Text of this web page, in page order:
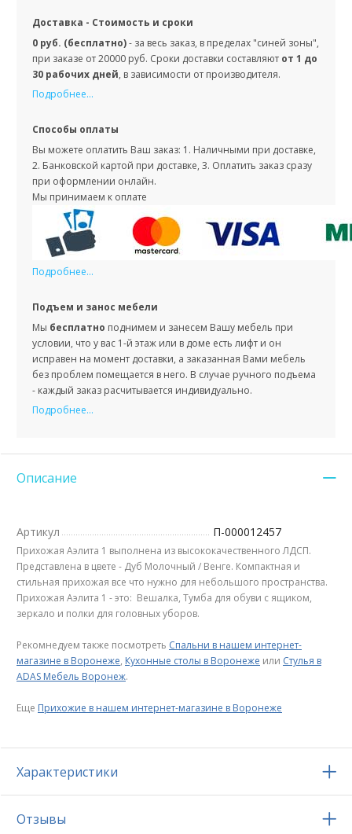
Доставка - Стоимость и сроки
0 руб. (бесплатно)- за весь заказ, в пределах "синей зоны",
при заказе от 20000 руб. Сроки доставки составляют от 1 до
30 рабочих дней, в зависимости от производителя.
Подробнее...
Способы оплаты
Вы можете оплатить Ваш заказ: 1. Наличными при доставке,
2. Банковской картой при доставке, 3. Оплатить заказ сразу
при оформлении онлайн.
Мы принимаем к оплате
Подробнее...
Подъем и занос мебели
Мы бесплатно поднимем и занесем Вашу мебель при
условии, что у вас 1-й этаж или в доме есть лифт и он
исправен на момент доставки, а заказанная Вами мебель
без проблем помещается в него. В случае ручного подъема
- каждый заказ расчитывается индивидуально.
Подробнее...
Описание
Артикул П-000012457
Прихожая Аэлита 1 выполнена из высококачественного ЛДСП.
Представлена в цвете - Дуб Молочный / Венге. Компактная и
стильная прихожая все что нужно для небольшого пространства.
Прихожая Аэлита 1 - это: Вешалка, Тумба для обуви с ящиком,
зеркало и полки для головных уборов.
Рекомнедуем также посмотреть Спальни в нашем интернет-
магазине в Воронеже, Кухонные столы в Воронеже или Стулья в
ADAS Мебель Воронеж.
Еще Прихожие в нашем интернет-магазине в Воронеже
Характеристики
Отзывы